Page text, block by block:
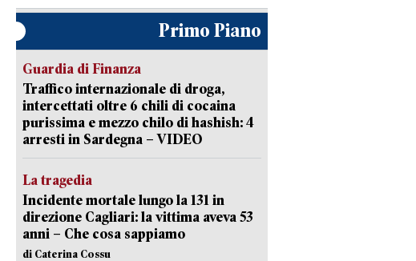
Primo Piano
Guardia di Finanza
Traffico internazionale di droga,
intercettati oltre 6 chili di cocaina
purissima e mezzo chilo di hashish: 4
arresti in Sardegna – VIDEO
La tragedia
Incidente mortale lungo la 131 in
direzione Cagliari: la vittima aveva 53
anni – Che cosa sappiamo
di Caterina Cossu